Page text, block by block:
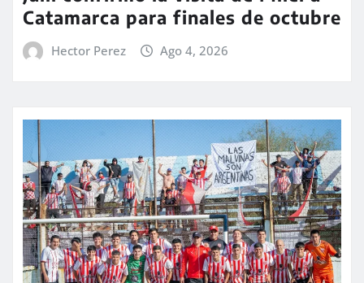
Catamarca para finales de octubre
Hector Perez Ago 4, 2026